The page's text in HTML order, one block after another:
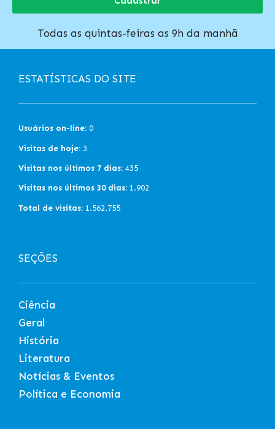
Todas as quintas-feiras as 9h da manhã
ESTATÍSTICAS DO SITE
Usuários on-line: 0
Visitas de hoje: 3
Visitas nos últimos 7 dias: 435
Visitas nos últimos 30 dias: 1.902
Total de visitas: 1.562.755
SEÇÕES
Ciência
Geral
História
Literatura
Notícias & Eventos
Política e Economia